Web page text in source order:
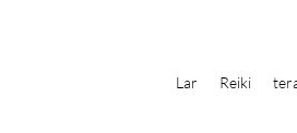
Lar Reiki